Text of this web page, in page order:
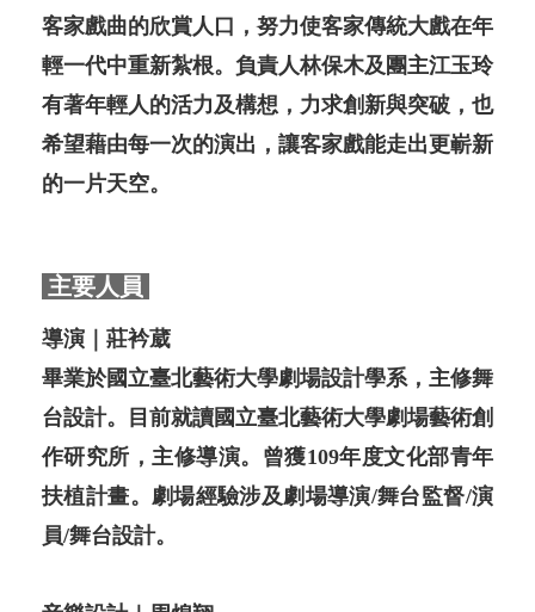
客家戲曲的欣賞人口，努力使客家傳統大戲在年
輕一代中重新紮根。負責人林保木及團主江玉玲
有著年輕人的活力及構想，力求創新與突破，也
希望藉由每一次的演出，讓客家戲能走出更嶄新
的一片天空。
主要人員
導演｜莊衿葳
畢業於國立臺北藝術大學劇場設計學系，主修舞
台設計。目前就讀國立臺北藝術大學劇場藝術創
作研究所，主修導演。曾獲109年度文化部青年
扶植計畫。劇場經驗涉及劇場導演/舞台監督/演
員/舞台設計。